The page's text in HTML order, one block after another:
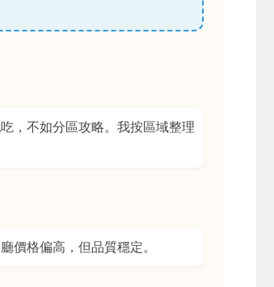
，不如分區攻略。我按區域整理
價格偏高，但品質穩定。